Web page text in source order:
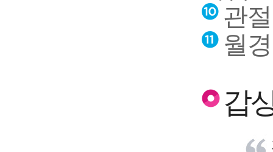
관
월
갑